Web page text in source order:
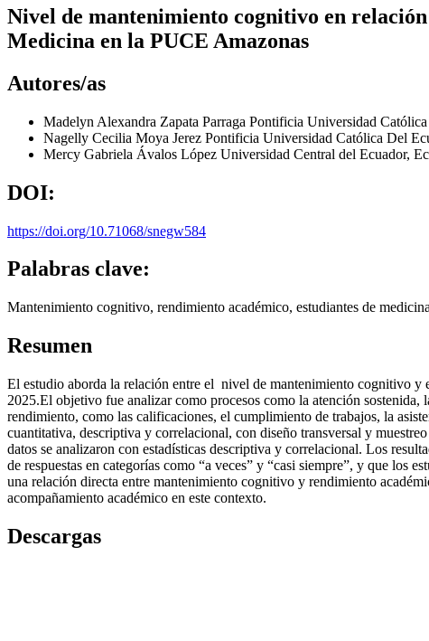
Nivel de mantenimiento cognitivo en
Medicina en la PUCE Amazonas
Autores/as
Madelyn Alexandra Zapata Parraga Pontificia Universidad
Nagelly Cecilia Moya Jerez Pontificia Universidad Católica Del
Mercy Gabriela Ávalos López Universidad Central del Ecuador,
DOI:
https://doi.org/10.71068/snegw584
Palabras clave:
Mantenimiento cognitivo, rendimiento académico, estudiantes de
Resumen
El estudio aborda la relación entre el nivel de mantenimiento cognitivo y
2025.El objetivo fue analizar como procesos como la atención
rendimiento, como las calificaciones, el cumplimiento de trabajos, la
cuantitativa, descriptiva y correlacional, con diseño transversal y
datos se analizaron con estadísticas descriptiva y correlacional. Los
de respuestas en categorías como “a veces” y “casi siempre”, y que los
una relación directa entre mantenimiento cognitivo y rendimiento
acompañamiento académico en este contexto.
Descargas